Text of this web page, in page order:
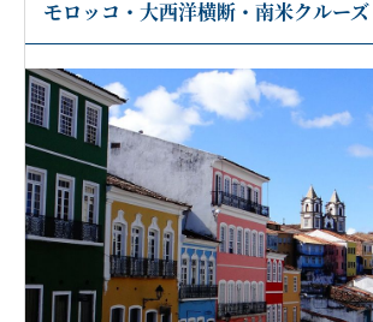
モロッコ・大西洋横断・南米クルー